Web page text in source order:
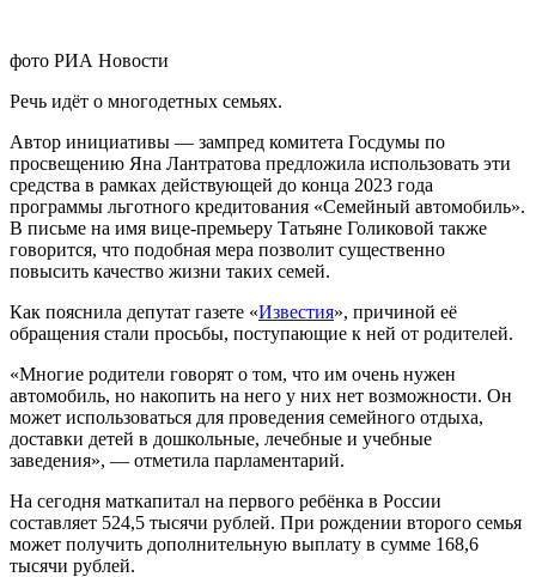
фото РИА Новости
Речь идёт о многодетных семьях.
Автор инициативы — зампред комитета Госдумы по
просвещению Яна Лантратова предложила использовать эти
средства в рамках действующей до конца 2023 года
программы льготного кредитования «Семейный автомобиль».
В письме на имя вице-премьеру Татьяне Голиковой также
говорится, что подобная мера позволит существенно
повысить качество жизни таких семей.
Как пояснила депутат газете «Известия», причиной её
обращения стали просьбы, поступающие к ней от родителей.
«Многие родители говорят о том, что им очень нужен
автомобиль, но накопить на него у них нет возможности. Он
может использоваться для проведения семейного отдыха,
доставки детей в дошкольные, лечебные и учебные
заведения», — отметила парламентарий.
На сегодня маткапитал на первого ребёнка в России
составляет 524,5 тысячи рублей. При рождении второго семья
может получить дополнительную выплату в сумме 168,6
тысячи рублей.